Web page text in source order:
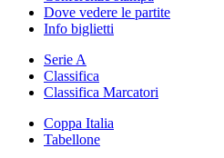
Dove vedere le partite
Info biglietti
Serie A
Classifica
Classifica Marcatori
Coppa Italia
Tabellone